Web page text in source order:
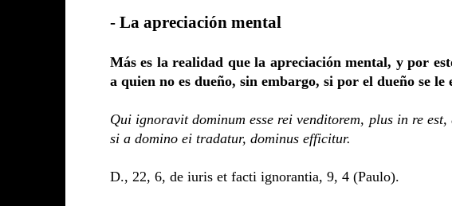
- La apreciación mental
Más es la realidad que la apreciación mental, y por
a quien no es dueño, sin embargo, si por el dueño se le
Qui ignoravit dominum esse rei venditorem, plus in re
si a domino ei tradatur, dominus efficitur.
D., 22, 6, de iuris et facti ignorantia, 9, 4 (Paulo).